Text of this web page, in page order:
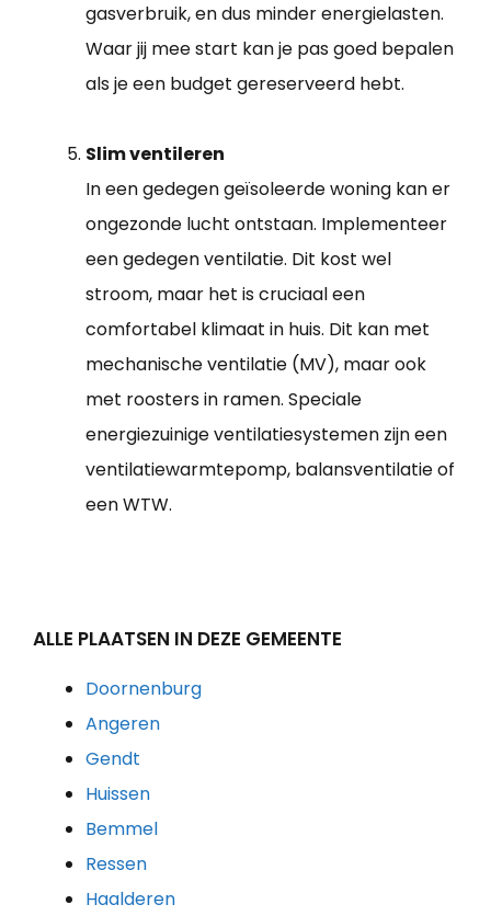
gasverbruik, en dus minder energielasten.
Waar jij mee start kan je pas goed bepalen
als je een budget gereserveerd hebt.
Slim ventileren
In een gedegen geïsoleerde woning kan er
ongezonde lucht ontstaan. Implementeer
een gedegen ventilatie. Dit kost wel
stroom, maar het is cruciaal een
comfortabel klimaat in huis. Dit kan met
mechanische ventilatie (MV), maar ook
met roosters in ramen. Speciale
energiezuinige ventilatiesystemen zijn een
ventilatiewarmtepomp, balansventilatie of
een WTW.
ALLE PLAATSEN IN DEZE GEMEENTE
Doornenburg
Angeren
Gendt
Huissen
Bemmel
Ressen
Haalderen